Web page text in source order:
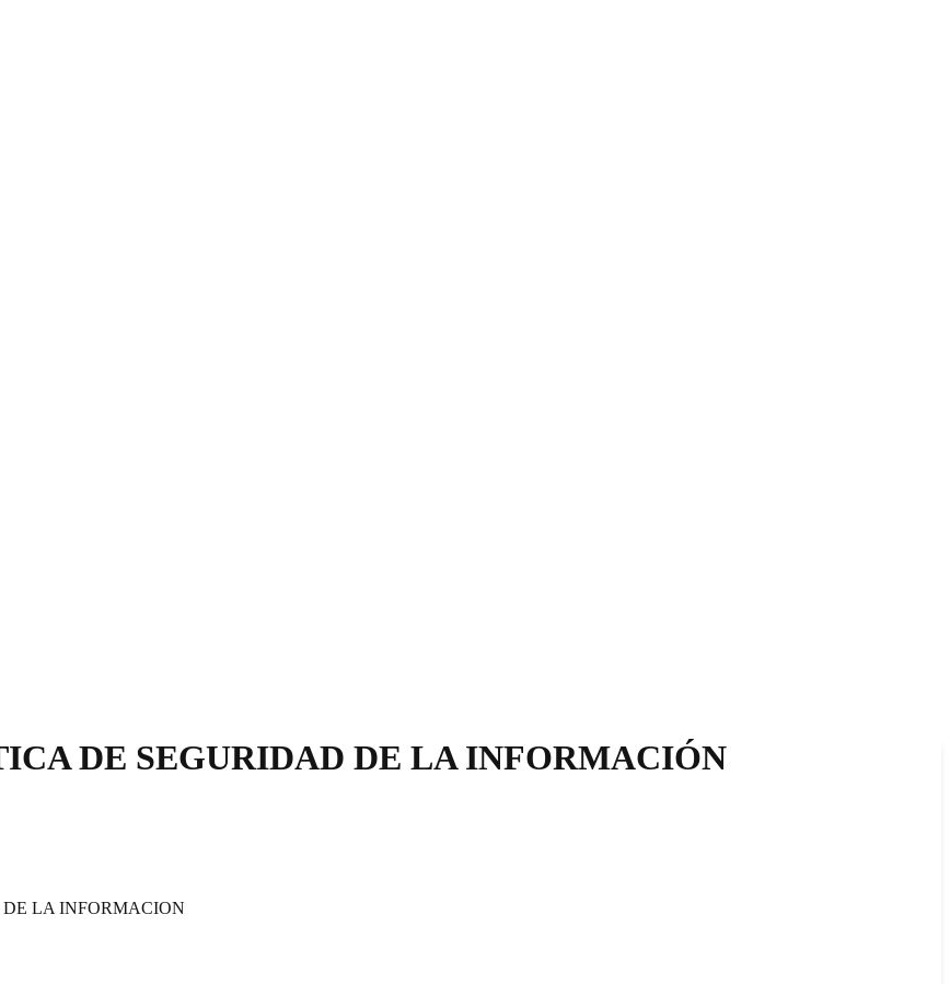
DE SEGURIDAD DE LA INFORMACIÓN
LA INFORMACION